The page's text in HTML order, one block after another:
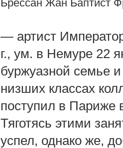
Брессан Жан Баптист
— артист
г., ум. в Немуре 22
буржуазной семье
низших классах
поступил в Париже
Тяготясь этими
успел, однако же,